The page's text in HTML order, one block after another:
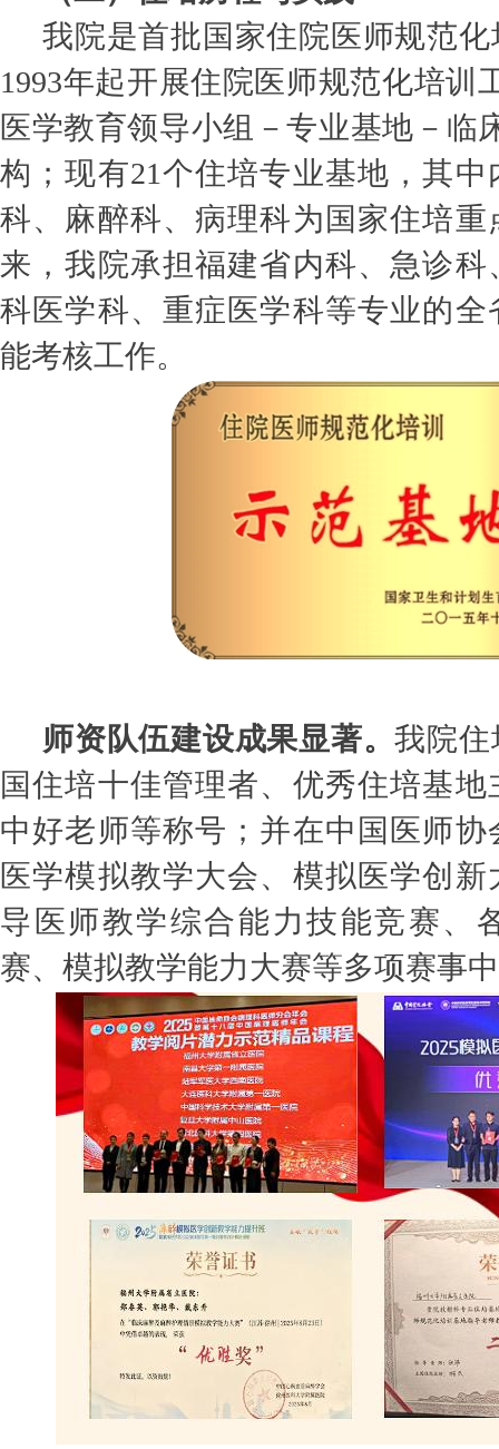
我院是首批国家住院医师规范
1993年起开展住院医师规范化培训
医学教育领导小组－专业基地－临
构；现有21个住培专业基地，其
科、麻醉科、病理科为国家住培重
来，我院承担福建省内科、急诊
科医学科、重症医学科等专业的全
能考核工作。
师资队伍建设成果显著。我院住
国住培十佳管理者、优秀住培基
中好老师等称号；并在中国医师
医学模拟教学大会、模拟医学创
导医师教学综合能力技能竞赛、
赛、模拟教学能力大赛等多项赛事